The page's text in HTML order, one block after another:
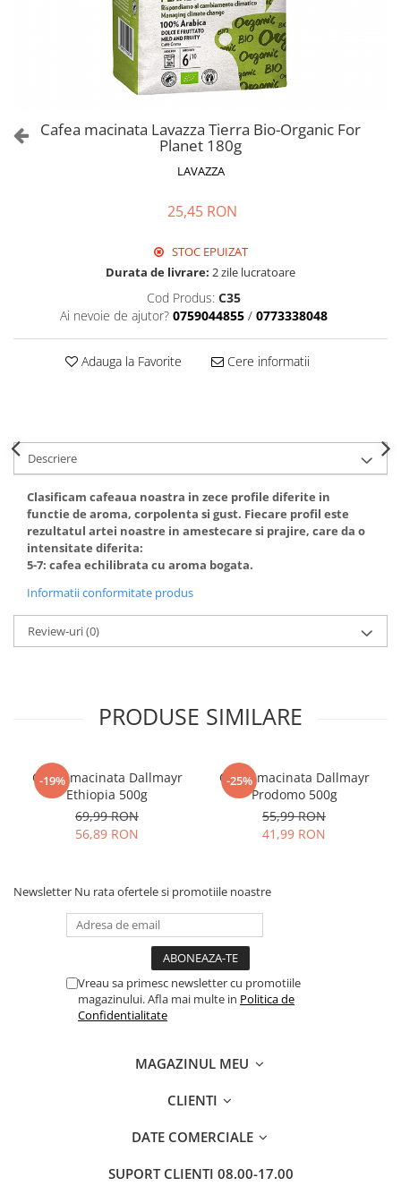
Cafea macinata Lavazza Tierra Bio-Organic For
Planet 180g
LAVAZZA
25,45 RON
STOC EPUIZAT
Durata de livrare: 2 zile lucratoare
Cod Produs: C35
Ai nevoie de ajutor? 0759044855 / 0773338048
Adauga la Favorite Cere informatii
Descriere
Clasificam cafeaua noastra in zece profile diferite in
functie de aroma, corpolenta si gust. Fiecare profil este
rezultatul artei noastre in amestecare si prajire, care da o
intensitate diferita:
5-7: cafea echilibrata cu aroma bogata.
Informatii conformitate produs
Review-uri(0)
PRODUSE SIMILARE
-19%
Cafea macinata Dallmayr
Ethiopia 500g
69,99 RON
56,89 RON
-25%
Cafea macinata Dallmayr
Prodomo 500g
55,99 RON
41,99 RON
Newsletter Nu rata ofertele si promotiile noastre
Vreau sa primesc newsletter cu promotiile
magazinului. Afla mai multe in Politica de
Confidentialitate
MAGAZINUL MEU
CLIENTI
DATE COMERCIALE
SUPORT CLIENTI 08.00-17.00